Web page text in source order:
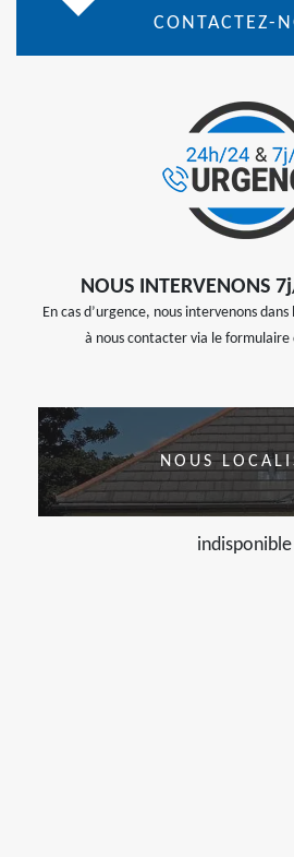
CONTACTEZ-
NOUS INTERVENONS
En cas d’urgence, nous intervenons
à nous contacter via le formulaire
NOUS
indisponible